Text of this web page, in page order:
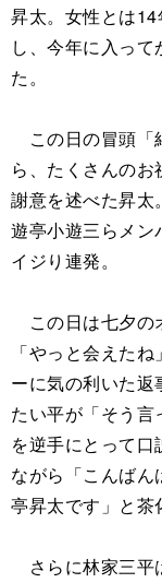
昇太。女性とは
し、今年に入っ
た。
この日の冒頭「
ら、たくさんの
謝意を述べた昇太
遊亭小遊三らメン
イジり連発。
この日は七夕の
「やっと会えた
ーに気の利いた
たい平が「そう
を逆手にとって
ながら「こんば
亭昇太です」と茶
さらに林家三平